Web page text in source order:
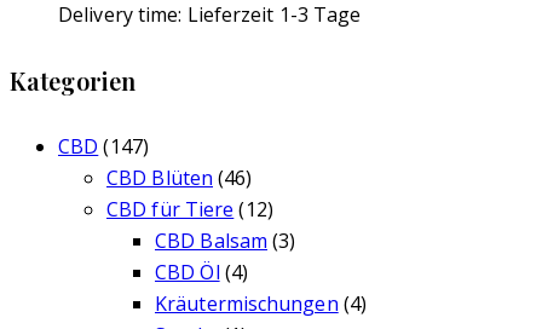
Delivery time: Lieferzeit 1-3 Tage
Kategorien
CBD (147)
CBD Blüten (46)
CBD für Tiere (12)
CBD Balsam (3)
CBD Öl (4)
Kräutermischungen (4)